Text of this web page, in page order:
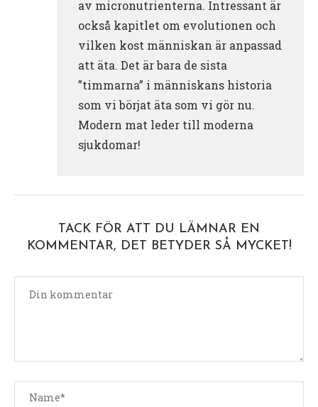
av micronutrienterna. Intressant är
också kapitlet om evolutionen och
vilken kost människan är anpassad
att äta. Det är bara de sista
”timmarna” i människans historia
som vi börjat äta som vi gör nu.
Modern mat leder till moderna
sjukdomar!
TACK FÖR ATT DU LÄMNAR EN
KOMMENTAR, DET BETYDER SÅ MYCKET!